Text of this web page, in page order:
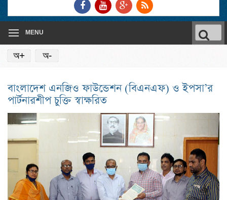
Link
to
Facebook
Link
to
Youtube
Link
to
Google
RSS
Feed
MENU
for:
অ+ অ-
বাংলাদেশ এনজিও ফাউন্ডেশন (বিএনএফ) ও ইপসা’র
পার্টনারশীপ চুক্তি স্বাক্ষরিত